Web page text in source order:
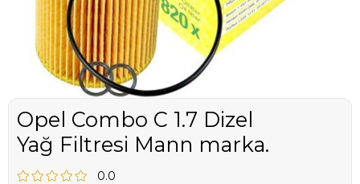
Opel Combo C 1.7 Dizel
Yağ Filtresi Mann marka.
0.0